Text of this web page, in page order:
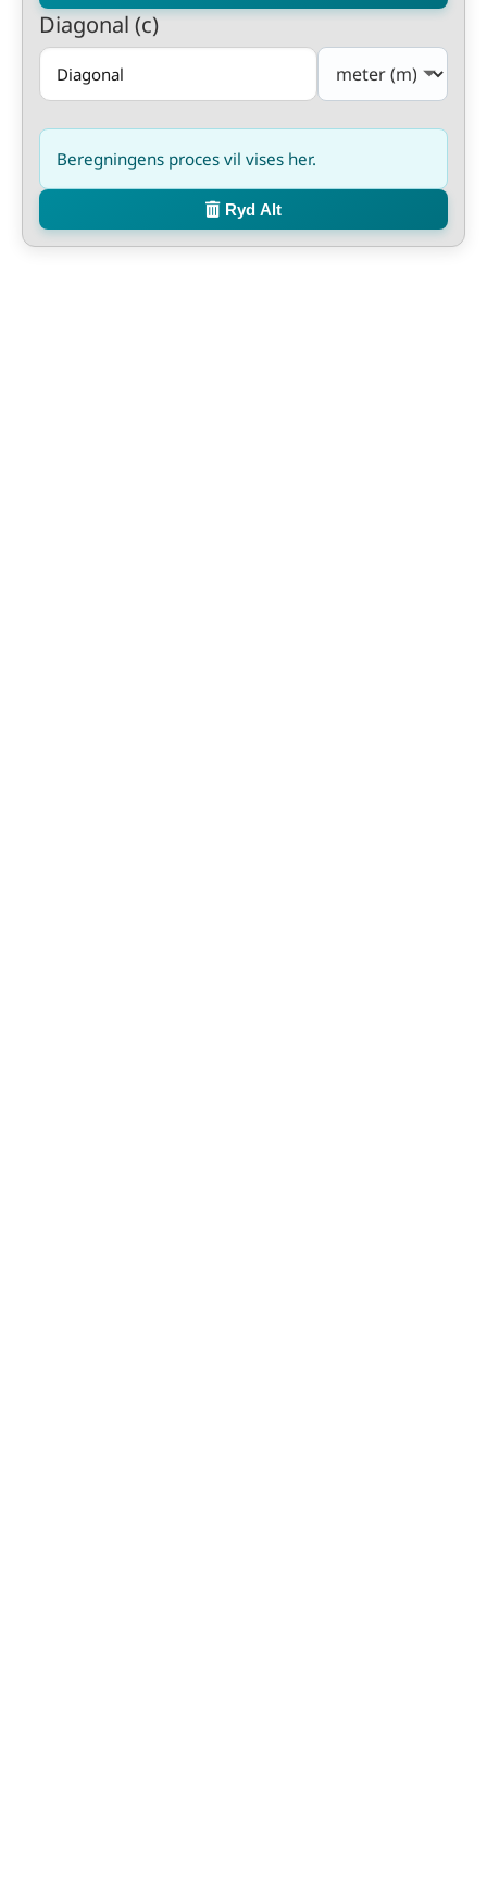
Diagonal (c)
Beregningens proces vil vises her.
Ryd Alt